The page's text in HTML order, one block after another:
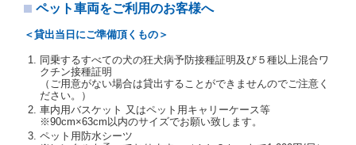
す。
に対し、運転免許証のほかに本人確認ができる書類の
提示を求め、及び提出された書類の写しをとることが
あります。
当社は、貸渡契約の締結にあたり、借受期間中に借受
人及び運転者と連絡するための携帯電話番号等の告知
を求めます。
当社は、貸渡契約の締結にあたり、借受人に対し、ク
レジットカード若しくは現金による支払いを求め、又
ペット車両をご利用のお客様へ
＜貸出当日にご準備頂くもの＞
同乗するすべての犬の狂犬病予防接種証明及び５種以上混合ワ
クチン接種証明
（ご用意がない場合は貸出することができませんのでご注意く
ださい。）
車内用バスケット 又はペット用キャリーケース等
※90cm×63cm以内のサイズでお願い致します。
ペット用防水シーツ